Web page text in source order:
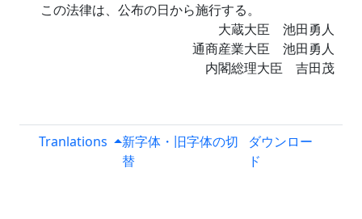
この法律は、公布の日から施行する。
大蔵大臣 池田勇人
通商産業大臣 池田勇人
内閣総理大臣 吉田茂
Tranlations
新字体・旧字体の切
替
ダウンロー
ド